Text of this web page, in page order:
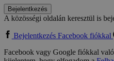
Bejelentkezés
A közösségi oldalán keresztül is
Bejelentkezés Facebook fiókkal
Facebook vagy Google fiókkal